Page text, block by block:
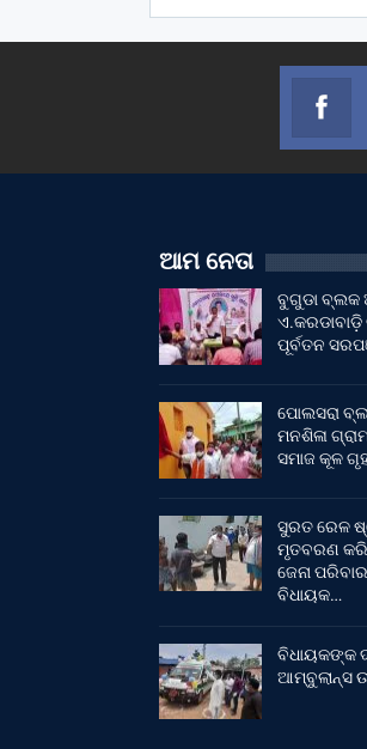
ଆମ ନେତା
ବୁଗୁଡା ବ୍ଲକ
ଏ.କରଡାବାଡ଼ି
ପୂର୍ବତନ
ପୋଲସରା
ମନଶିଳା
ସମାଜ କୂଳ
ସୁରତ ରେଳ
ମୃତବରଣ
ଜେନା
ବିଧାୟକ…
ବିଧାୟକଙ୍କ
ଆମ୍ବୁଲାନ୍ସ